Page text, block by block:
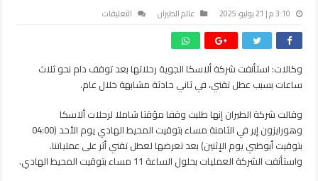
3:10 م | 21 يوليو، 2025 عالم الطيران التعليقات
تستأنف
رحلاتها
عطل
تقني
استمر
3
ساعات
وكالات: استأنفت شركة ألاسكا الجوية رحلاتها بعد توقف دام نحو ثلاث
ساعات بسبب عطل تقني، في ثاني حادثة مشابهة خلال عام.
وقالت شركة الطيران إنها طلبت وقفا مؤقتا شاملا لرحلات ألاسكا
وهورايزون إير في الثامنة مساء بتوقيت المحيط الهادي يوم الأحد (04:00
بتوقيت أبوظبي يوم الإثنين) بعد تعرضها لعطل تقني أثر على عملياتنا.
واستأنفت الشركة العمليات بحلول الساعة 11 مساء بتوقيت المحيط الهادي.